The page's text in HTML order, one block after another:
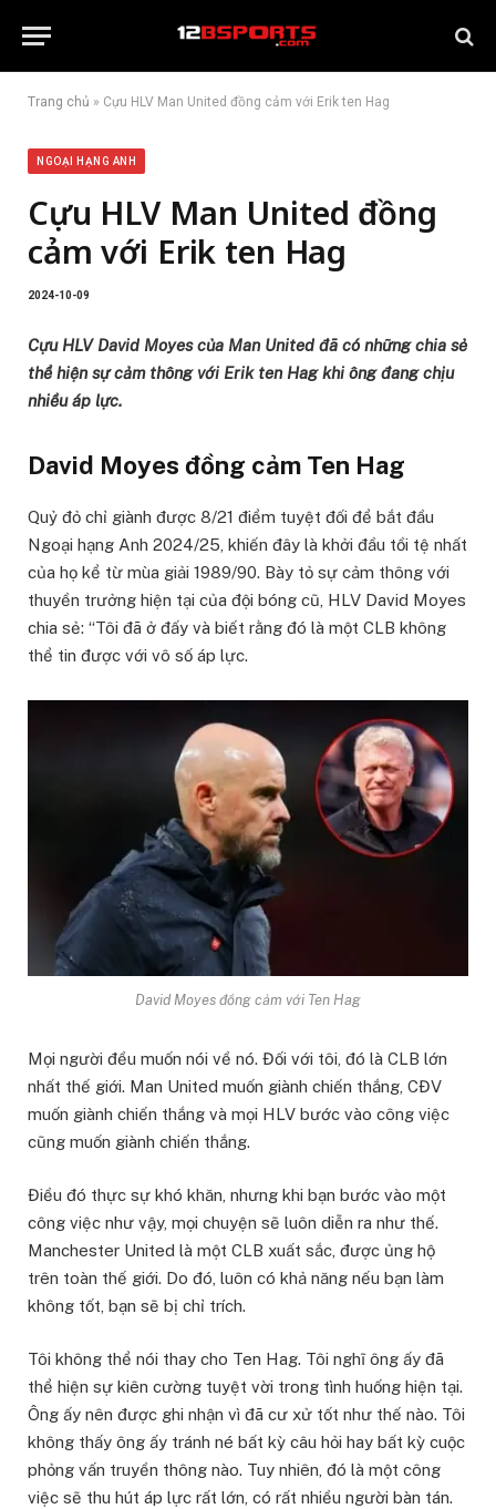
Trang chủ » Cựu HLV Man United đồng cảm với Erik ten Hag
NGOẠI HẠNG ANH
Cựu HLV Man United đồng
cảm với Erik ten Hag
2024-10-09
Cựu HLV David Moyes của Man United đã có những chia sẻ
thể hiện sự cảm thông với Erik ten Hag khi ông đang chịu
nhiều áp lực.
David Moyes đồng cảm Ten Hag
Quỷ đỏ chỉ giành được 8/21 điểm tuyệt đối để bắt đầu
Ngoại hạng Anh 2024/25, khiến đây là khởi đầu tồi tệ nhất
của họ kể từ mùa giải 1989/90. Bày tỏ sự cảm thông với
thuyền trưởng hiện tại của đội bóng cũ, HLV David Moyes
chia sẻ: “Tôi đã ở đấy và biết rằng đó là một CLB không
thể tin được với vô số áp lực.
David Moyes đồng cảm với Ten Hag
Mọi người đều muốn nói về nó. Đối với tôi, đó là CLB lớn
nhất thế giới. Man United muốn giành chiến thắng, CĐV
muốn giành chiến thắng và mọi HLV bước vào công việc
cũng muốn giành chiến thắng.
Điều đó thực sự khó khăn, nhưng khi bạn bước vào một
công việc như vậy, mọi chuyện sẽ luôn diễn ra như thế.
Manchester United là một CLB xuất sắc, được ủng hộ
trên toàn thế giới. Do đó, luôn có khả năng nếu bạn làm
không tốt, bạn sẽ bị chỉ trích.
Tôi không thể nói thay cho Ten Hag. Tôi nghĩ ông ấy đã
thể hiện sự kiên cường tuyệt vời trong tình huống hiện tại.
Ông ấy nên được ghi nhận vì đã cư xử tốt như thế nào. Tôi
không thấy ông ấy tránh né bất kỳ câu hỏi hay bất kỳ cuộc
phỏng vấn truyền thông nào. Tuy nhiên, đó là một công
việc sẽ thu hút áp lực rất lớn, có rất nhiều người bàn tán.